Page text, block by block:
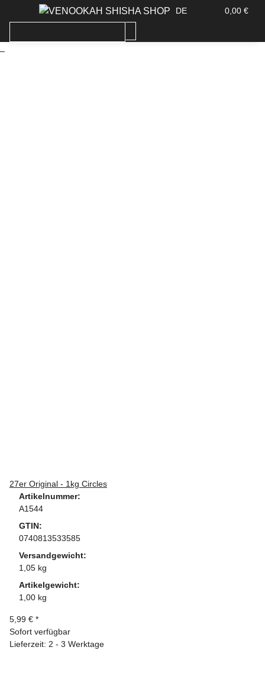
DE 0,00 €
27er Original - 1kg Circles
Artikelnummer:
A1544
GTIN:
0740813533585
Versandgewicht:
1,05 kg
Artikelgewicht:
1,00 kg
5,99 € *
Sofort verfügbar
Lieferzeit: 2 - 3 Werktage